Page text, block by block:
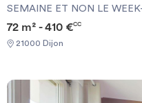
SEMAINE ET NON LE WEEK-END +++Vous devez
Garantie Visale
[ENG] CHECK-IN CAN ONLY BE DONE ON WEEKDAYS AND
72 m² - 410 €CC
21000 Dijon